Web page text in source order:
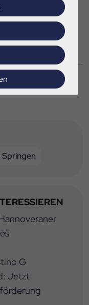
Sophia
dritten Platz
Springen
G
Jetzt